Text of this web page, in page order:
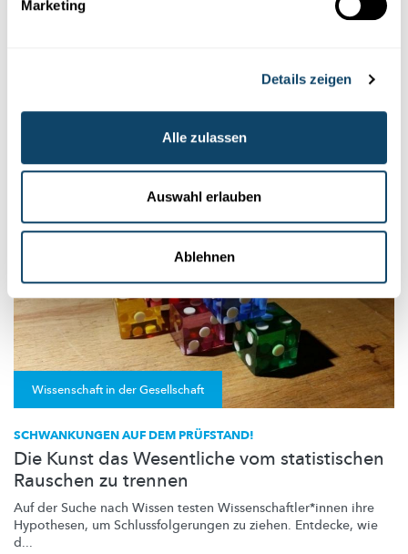
Marketing
Details zeigen
Alle zulassen
Auswahl erlauben
Ablehnen
Wissenschaft in der Gesellschaft
SCHWANKUNGEN AUF DEM PRÜFSTAND!
Die Kunst das Wesentliche vom statistischen
Rauschen zu trennen
Auf der Suche nach Wissen testen Wissenschaftler*innen ihre
Hypothesen, um Schlussfolgerungen zu ziehen. Entdecke, wie
d...